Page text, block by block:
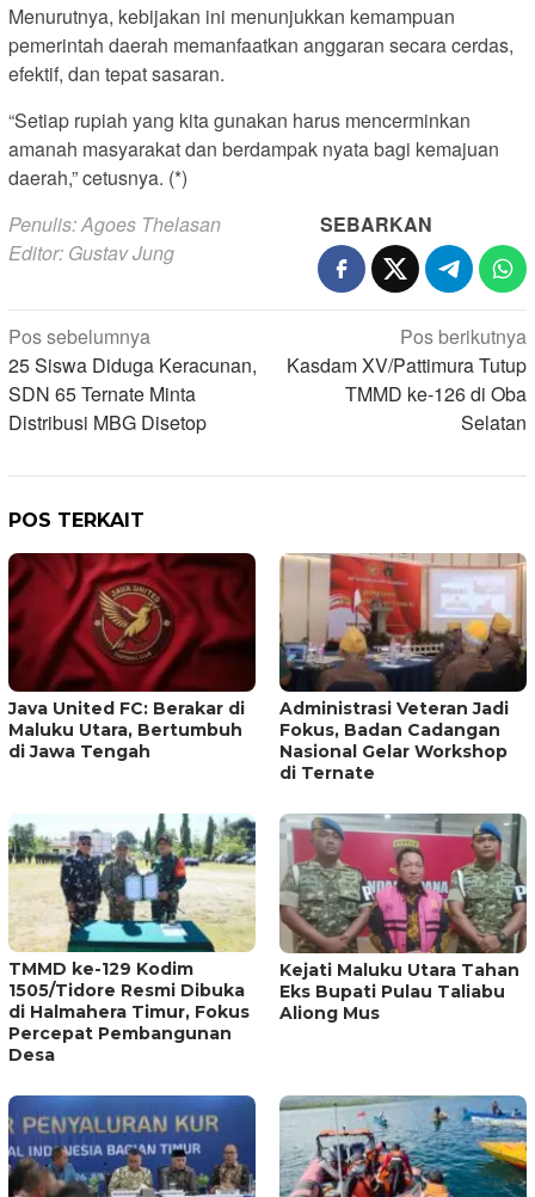
Menurutnya, kebijakan ini menunjukkan kemampuan
pemerintah daerah memanfaatkan anggaran secara cerdas,
efektif, dan tepat sasaran.
“Setiap rupiah yang kita gunakan harus mencerminkan
amanah masyarakat dan berdampak nyata bagi kemajuan
daerah,” cetusnya. (*)
Penulis: Agoes Thelasan
Editor: Gustav Jung
SEBARKAN
Navigasi
pos
Pos sebelumnya
25 Siswa Diduga Keracunan,
SDN 65 Ternate Minta
Distribusi MBG Disetop
Pos berikutnya
Kasdam XV/Pattimura Tutup
TMMD ke-126 di Oba
Selatan
POS TERKAIT
Java United FC: Berakar di
Maluku Utara, Bertumbuh
di Jawa Tengah
Administrasi Veteran Jadi
Fokus, Badan Cadangan
Nasional Gelar Workshop
di Ternate
TMMD ke-129 Kodim
1505/Tidore Resmi Dibuka
di Halmahera Timur, Fokus
Percepat Pembangunan
Desa
Kejati Maluku Utara Tahan
Eks Bupati Pulau Taliabu
Aliong Mus